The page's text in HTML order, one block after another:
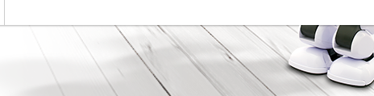
たとえば、「占いをやって」とお願いすれば、パルロは星占いの結果を答えます。
もしもイマイチな運勢だとしても大丈夫。ラッキーカラーやアイテムを伝えますから。
パルロとの対話は、パルロからのセレンディピティのプレゼント。
パルロは一過性ではない、あなたに役立つ情報を届けます。